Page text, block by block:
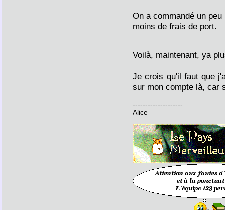
On a commandé un
moins de frais de port.
Voilà, maintenant, ya
Je crois qu'il faut que
sur mon compte là, car
--------------------
Alice